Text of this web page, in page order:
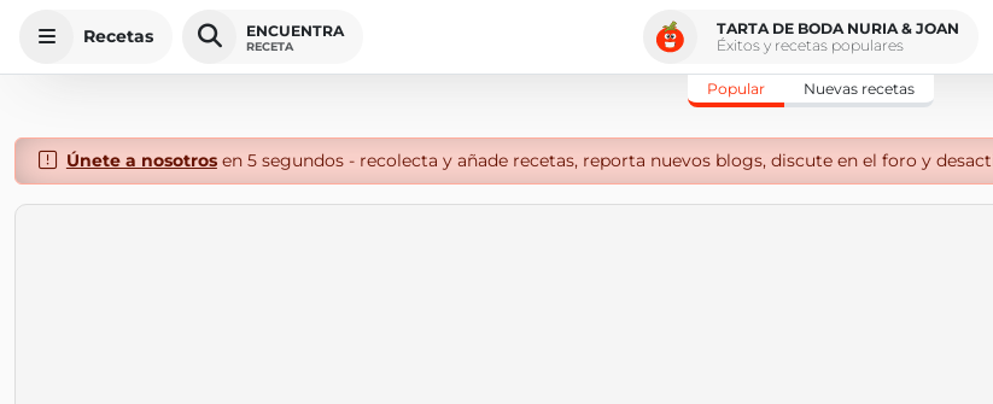
Recetas ENCUENTRA
RECETA
TARTA DE BODA NURIA & JOAN
Éxitos y recetas populares
Popular Nuevas recetas
Únete a nosotrosen 5 segundos - recolecta y añade recetas, reporta nuevos blogs, discute en el foro y